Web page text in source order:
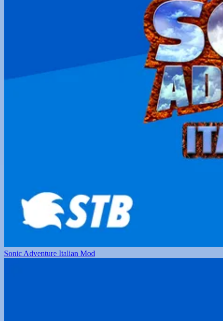
Sonic Adventure Italian Mod